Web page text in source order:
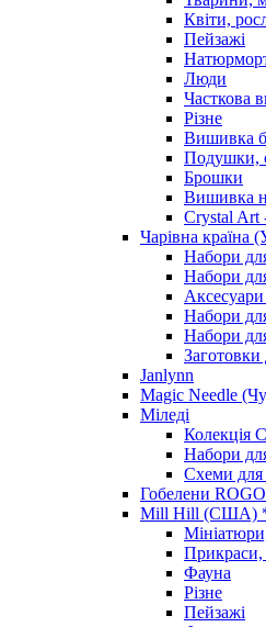
Квіти,
Пейзажі
Люди
Часткова
Різне
Вишивка
Подушки,
Брошки
Вишивка
Crystal Art
Чарівна країна
Набори
Набори
Аксесуари
Набори
Набори
Janlynn
Magic Needle
Міледі
Колекція
Набори
Схеми для
Гобелени
Mill Hill (США)
Прикраси,
Фауна
Різне
Пейзажі